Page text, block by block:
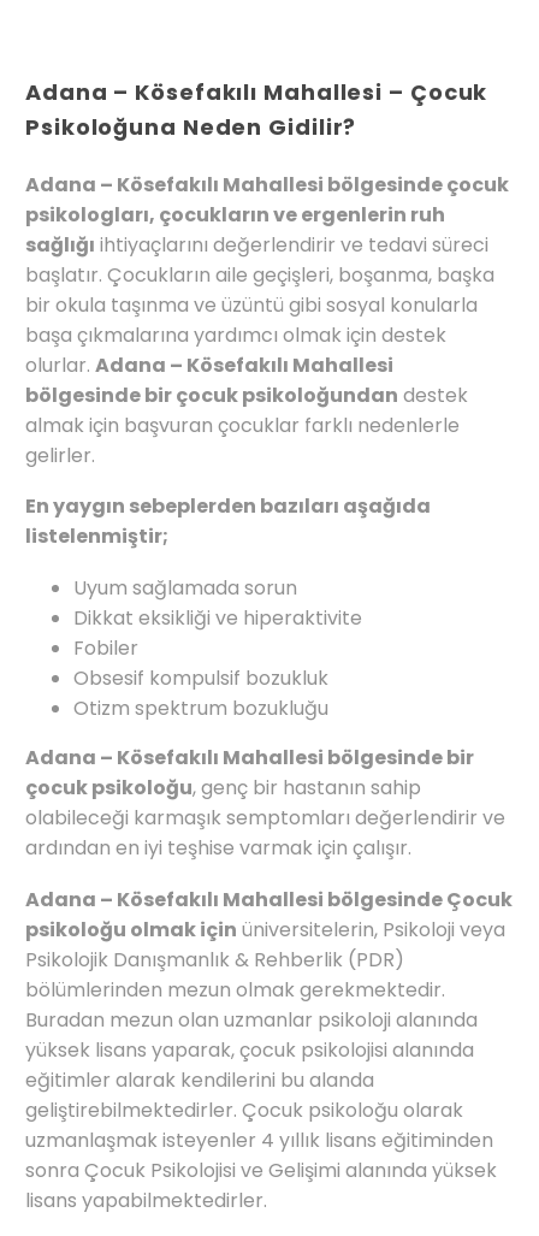
Adana – Kösefakılı Mahallesi – Çocuk
Psikoloğuna Neden Gidilir?
Adana – Kösefakılı Mahallesi bölgesinde çocuk
psikologları, çocukların ve ergenlerin ruh
sağlığı ihtiyaçlarını değerlendirir ve tedavi süreci
başlatır. Çocukların aile geçişleri, boşanma, başka
bir okula taşınma ve üzüntü gibi sosyal konularla
başa çıkmalarına yardımcı olmak için destek
olurlar. Adana – Kösefakılı Mahallesi
bölgesinde bir çocuk psikoloğundan destek
almak için başvuran çocuklar farklı nedenlerle
gelirler.
En yaygın sebeplerden bazıları aşağıda
listelenmiştir;
Uyum sağlamada sorun
Dikkat eksikliği ve hiperaktivite
Fobiler
Obsesif kompulsif bozukluk
Otizm spektrum bozukluğu
Adana – Kösefakılı Mahallesi bölgesinde bir
çocuk psikoloğu, genç bir hastanın sahip
olabileceği karmaşık semptomları değerlendirir ve
ardından en iyi teşhise varmak için çalışır.
Adana – Kösefakılı Mahallesi bölgesinde Çocuk
psikoloğu olmak için üniversitelerin, Psikoloji veya
Psikolojik Danışmanlık & Rehberlik (PDR)
bölümlerinden mezun olmak gerekmektedir.
Buradan mezun olan uzmanlar psikoloji alanında
yüksek lisans yaparak, çocuk psikolojisi alanında
eğitimler alarak kendilerini bu alanda
geliştirebilmektedirler. Çocuk psikoloğu olarak
uzmanlaşmak isteyenler 4 yıllık lisans eğitiminden
sonra Çocuk Psikolojisi ve Gelişimi alanında yüksek
lisans yapabilmektedirler.